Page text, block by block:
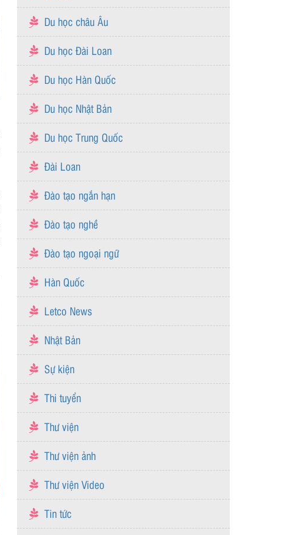
Du học châu Âu
Du học Đài Loan
Du học Hàn Quốc
Du học Nhật Bản
Du học Trung Quốc
Đài Loan
Đào tạo ngắn hạn
Đào tạo nghề
Đào tạo ngoại ngữ
Hàn Quốc
Letco News
Nhật Bản
Sự kiện
Thi tuyển
Thư viện
Thư viện ảnh
Thư viện Video
Tin tức